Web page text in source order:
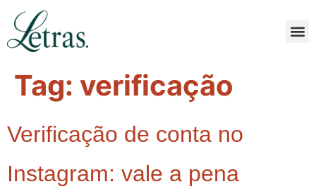
Tag: verificação
Verificação de conta no
Instagram: vale a pena